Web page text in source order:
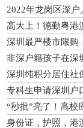
2022年龙岗区深
高大上！德勤粤港
深圳最严楼市限购
上缴豪宅税
非深户籍孩子在深
深圳纯积分居住社
专科生申请深圳户
“秒批”亮了！高校
身份证，护照，港